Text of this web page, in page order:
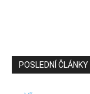
POSLEDNÍ ČLÁNKY